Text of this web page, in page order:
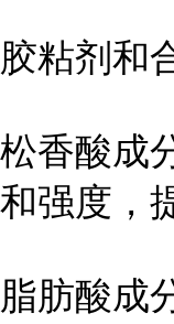
胶粘剂和
松香酸成
和强度，
脂肪酸成